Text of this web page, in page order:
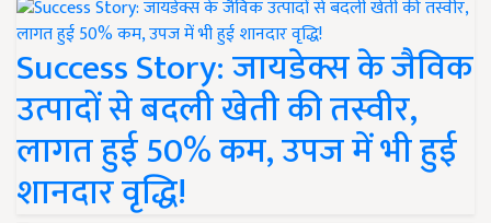
Success Story: जायडेक्स के जैविक
उत्पादों से बदली खेती की तस्वीर,
लागत हुई 50% कम, उपज में भी हुई
शानदार वृद्धि!